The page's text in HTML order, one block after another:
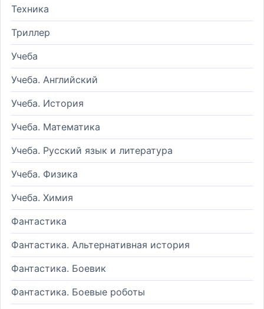
Техника
Триллер
Учеба
Учеба. Английский
Учеба. История
Учеба. Математика
Учеба. Русский язык и литература
Учеба. Физика
Учеба. Химия
Фантастика
Фантастика. Альтернативная история
Фантастика. Боевик
Фантастика. Боевые роботы